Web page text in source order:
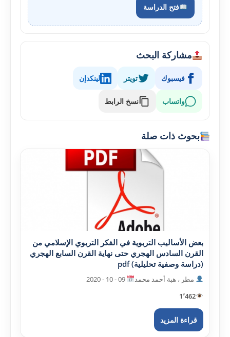
فتح الدراسة
مشاركة البحث
فيسبوك تويتر لينكدإن
واتساب نسخ الرابط
بحوث ذات صلة
بعض الأساليب التربوية في الفکر التربوي الإسلامي من
القرن السادس الهجري حتى نهاية القرن السابع الهجري
(دراسة وصفية تحليلية) pdf
مطر ، هبة أحمد محمد
1٬462
قراءة المزيد